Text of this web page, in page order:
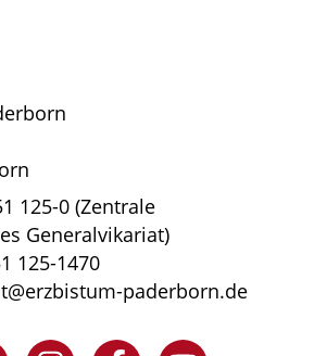
125-0 (Zentrale
Generalvikariat)
125-1470
paderborn.de